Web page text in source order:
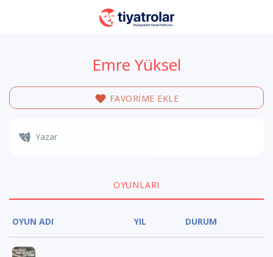
Emre Yüksel
FAVORİME EKLE
Yazar
OYUNLARI
OYUN ADI YIL DURUM